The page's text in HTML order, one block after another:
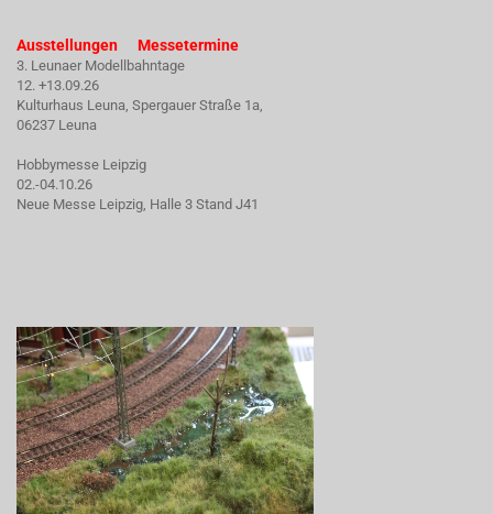
Ausstellungen Messetermine
3. Leunaer Modellbahntage
12. +13.09.26
Kulturhaus Leuna, Spergauer Straße 1a,
06237 Leuna
Hobbymesse Leipzig
02.-04.10.26
Neue Messe Leipzig, Halle 3 Stand J41